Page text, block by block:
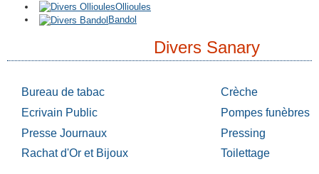
Ollioules
Bandol
Divers Sanary
Bureau de tabac
Crèche
Ecrivain Public
Pompes funèbres
Presse Journaux
Pressing
Rachat d'Or et Bijoux
Toilettage